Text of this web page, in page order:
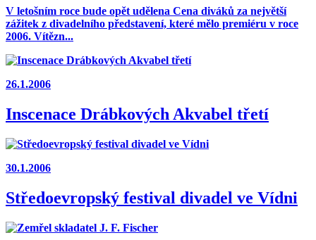
V letošním roce bude opět udělena Cena diváků za největší
zážitek z divadelního představení, které mělo premiéru v roce
2006. Vítězn...
26.1.2006
Inscenace Drábkových Akvabel třetí
30.1.2006
Středoevropský festival divadel ve Vídni